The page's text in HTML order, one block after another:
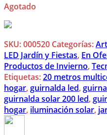
Agotado
SKU:000520 Categorías:
LED Jardín y Fiestas, En
Productos de Invierno,
Etiquetas:20 metros
hogar, guirnalda led,
guirnalda solar 200 led,
hogar, iluminación solar,